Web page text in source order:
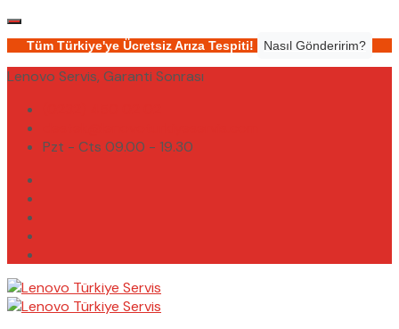
Tüm Türkiye'ye Ücretsiz Arıza Tespiti! Nasıl Gönderirim?
Lenovo Servis, Garanti Sonrası
Pzt - Cts 09.00 - 19.30